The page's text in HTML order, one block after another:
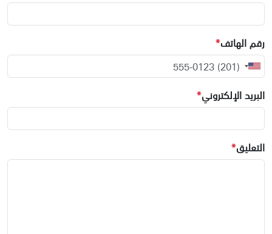
رقم الهاتف*
البريد الإلكتروني*
التعليق*